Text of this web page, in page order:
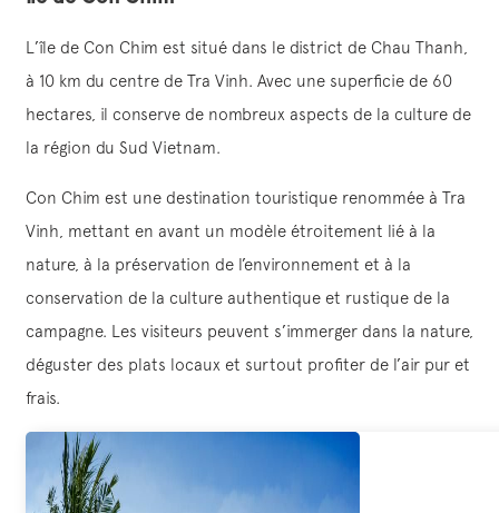
L’île de Con Chim est situé dans le district de Chau Thanh,
à 10 km du centre de Tra Vinh. Avec une superficie de 60
hectares, il conserve de nombreux aspects de la culture de
la région du Sud Vietnam.
Con Chim est une destination touristique renommée à Tra
Vinh, mettant en avant un modèle étroitement lié à la
nature, à la préservation de l’environnement et à la
conservation de la culture authentique et rustique de la
campagne. Les visiteurs peuvent s’immerger dans la nature,
déguster des plats locaux et surtout profiter de l’air pur et
frais.